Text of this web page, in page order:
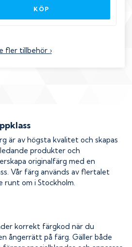
KÖP
fler tillbehör ›
är av högsta kvalitet och skapas
produkter och
originalfärg med en
Vår färg används av flertalet
runt om i Stockholm.
korrekt färgkod när du
ångerrätt på färg. Gäller både